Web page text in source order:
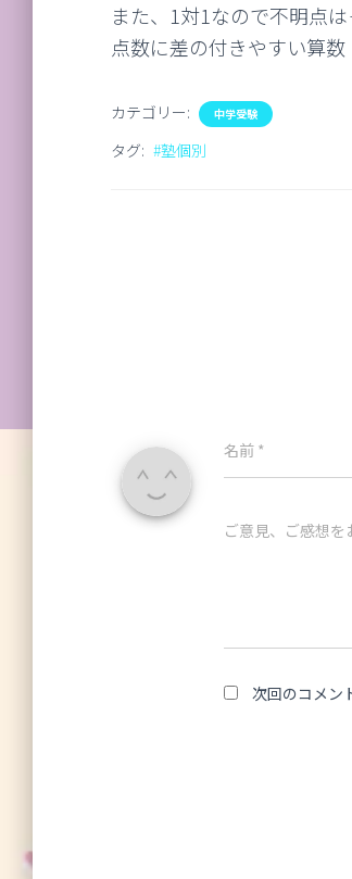
また、1対1なので不明点
点数に差の付きやすい算数
カテゴリー: 中学受験
タグ: #塾個別
名前 *
ご意見、ご感想を
次回のコメン